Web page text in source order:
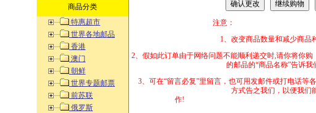
商品分类
特惠超市
世界各地邮品
香港
澳门
朝鲜
世界专题邮票
前苏联
俄罗斯
注意：
1、改变商品数量和减少商品种类需
2、假如此订单由于网络问题
的邮品的“商品名称”告诉
3、可在“留言必复”里留言，
方式告之我们，以便我们
作!